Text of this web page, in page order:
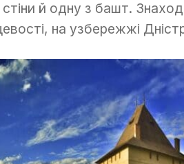
й одну з башт.
на узбережжі